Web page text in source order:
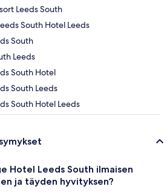
Leeds South
South Hotel Leeds
South
Leeds
South Hotel
South Leeds
South Hotel Leeds
Hotel Leeds South ilmaisen
ja täyden hyvityksen?